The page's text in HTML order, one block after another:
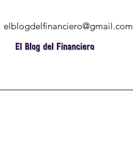
elblogdelfinanciero@gmail.com